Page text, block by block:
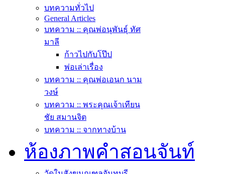
บทความทั่วไป
General Articles
บทความ :: คุณพ่อนุพันธุ์ ทัศ
มาลี
ก้าวไปกับโป๊ป
พ่อเล่าเรื่อง
บทความ :: คุณพ่อเอนก นาม
วงษ์
บทความ :: พระคุณเจ้าเทียน
ชัย สมานจิต
บทความ :: จากทางบ้าน
ห้องภาพคำสอนจันท์